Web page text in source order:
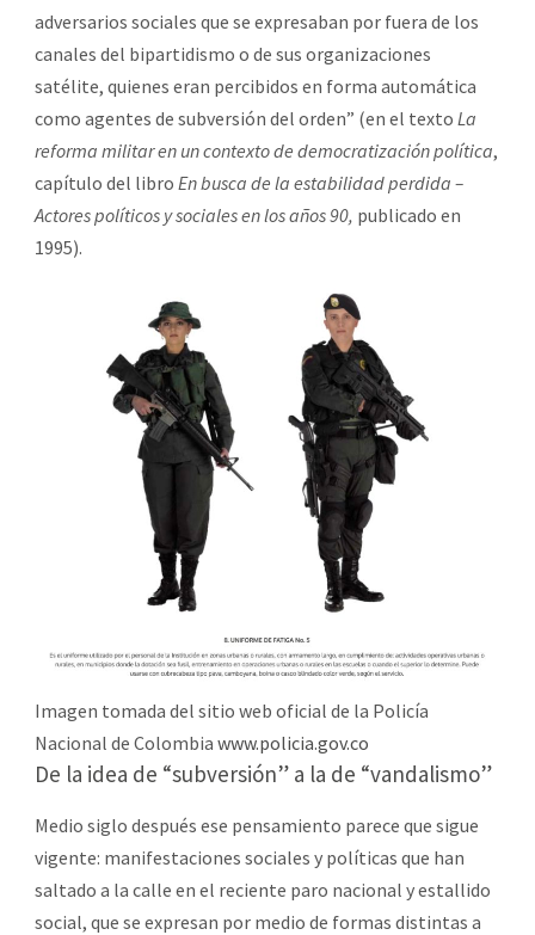
adversarios sociales que se expresaban por fuera de los
canales del bipartidismo o de sus organizaciones
satélite, quienes eran percibidos en forma automática
como agentes de subversión del orden” (en el texto La
reforma militar en un contexto de democratización política,
capítulo del libro En busca de la estabilidad perdida –
Actores políticos y sociales en los años 90, publicado en
1995).
Imagen tomada del sitio web oficial de la Policía
Nacional de Colombia www.policia.gov.co
De la idea de “subversión” a la de “vandalismo”
Medio siglo después ese pensamiento parece que sigue
vigente: manifestaciones sociales y políticas que han
saltado a la calle en el reciente paro nacional y estallido
social, que se expresan por medio de formas distintas a